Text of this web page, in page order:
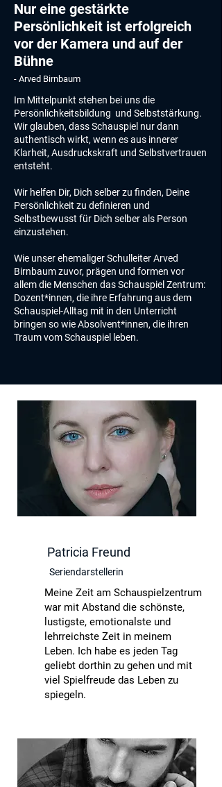
Nur eine gestärkte
Persönlichkeit ist erfolgreich
vor der Kamera und auf der
Bühne
- Arved Birnbaum
Im Mittelpunkt stehen bei uns die
Persönlichkeitsbildung und Selbststärkung.
Wir glauben, dass Schauspiel nur dann
authentisch wirkt, wenn es aus innerer
Klarheit, Ausdruckskraft und Selbstvertrauen
entsteht.
Wir helfen Dir, Dich selber zu finden, Deine
Persönlichkeit zu definieren und
Selbstbewusst für Dich selber als Person
einzustehen.
Wie unser ehemaliger Schulleiter Arved
Birnbaum zuvor, prägen und formen vor
allem die Menschen das Schauspiel Zentrum:
Dozent*innen, die ihre Erfahrung aus dem
Schauspiel-Alltag mit in den Unterricht
bringen so wie Absolvent*innen, die ihren
Traum vom Schauspiel leben.
Patricia Freund
Seriendarstellerin
Meine Zeit am Schauspielzentrum
war mit Abstand die schönste,
lustigste, emotionalste und
lehrreichste Zeit in meinem
Leben. Ich habe es jeden Tag
geliebt dorthin zu gehen und mit
viel Spielfreude das Leben zu
spiegeln.